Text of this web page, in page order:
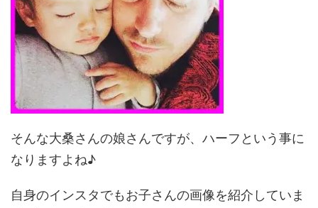
そんな大桑さんの娘さんですが、ハーフという事に
なりますよね♪
自身のインスタでもお子さんの画像を紹介していま